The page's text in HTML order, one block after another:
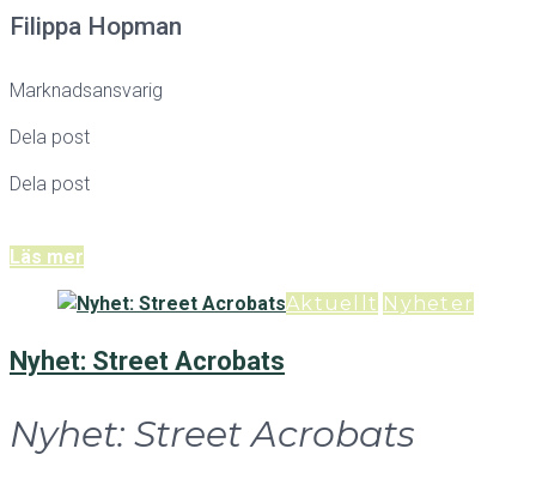
Filippa Hopman
Marknadsansvarig
Dela post
Dela post
Läs mer
Aktuellt Nyheter
Nyhet: Street Acrobats
Nyhet: Street Acrobats